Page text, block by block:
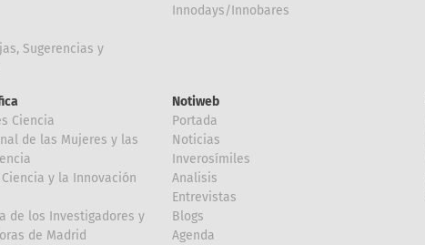
Sugerencias y
Innodays/Innobares
Ciencia
de las Mujeres y las
y la Innovación
de los Investigadores y
de Madrid
Notiweb
Portada
Noticias
Inverosímiles
Analisis
Entrevistas
Blogs
Agenda